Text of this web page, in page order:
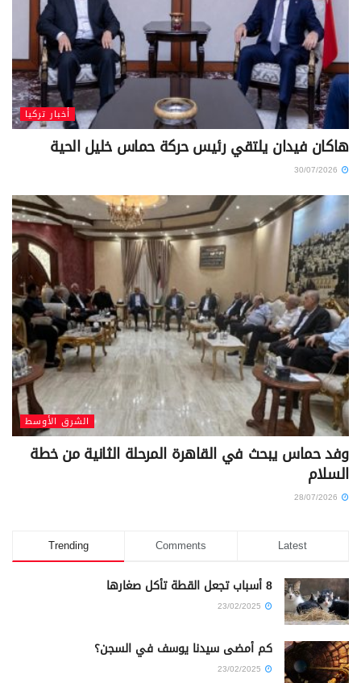
أخبار تركيا
هاكان فيدان يلتقي رئيس حركة حماس خليل الحية
الشرق الأوسط
وفد حماس يبحث في القاهرة المرحلة الثانية من خطة
السلام
Trending Comments Latest
8 أسباب تجعل القطة تأكل صغارها
كم أمضى سيدنا يوسف في السجن؟